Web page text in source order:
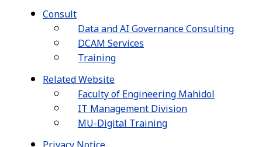
Consult
Data and AI Governance Consulting
DCAM Services
Training
Related Website
Faculty of Engineering Mahidol
IT Management Division
MU-Digital Training